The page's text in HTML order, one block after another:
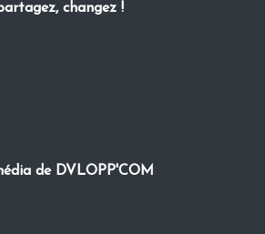
changez !
de DVLOPP'COM